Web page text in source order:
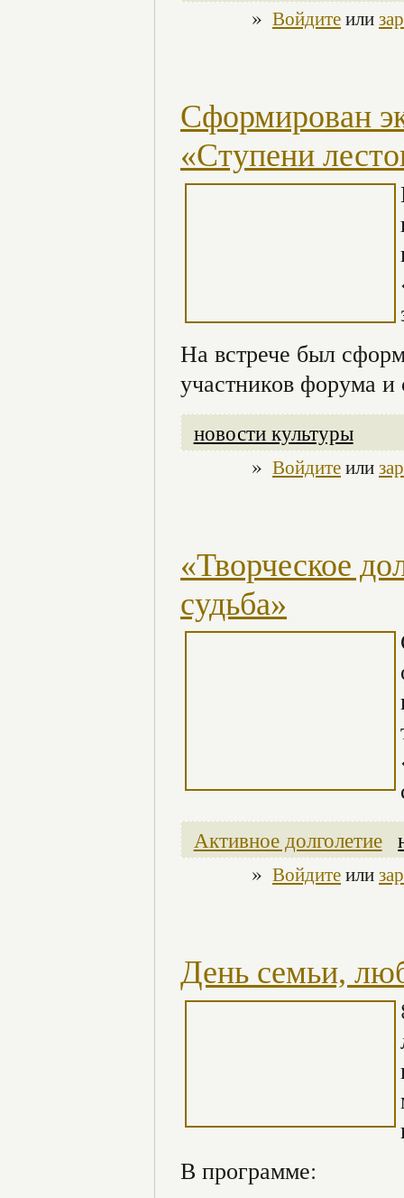
» Войдитеили
Сформирован
«Ступени
На встрече был
участников форума и
новости культуры
» Войдитеили
«Творческое
судьба»
Активное долголетие
» Войдитеили
День семьи,
В программе: